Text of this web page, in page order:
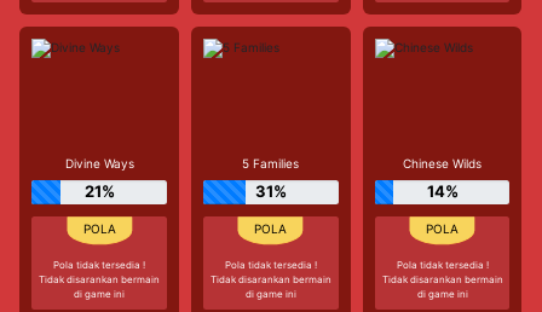
Divine Ways
21%
Pola tidak tersedia !
Tidak disarankan bermain
di game ini
5 Families
31%
Pola tidak tersedia !
Tidak disarankan bermain
di game ini
Chinese Wilds
14%
Pola tidak tersedia !
Tidak disarankan bermain
di game ini